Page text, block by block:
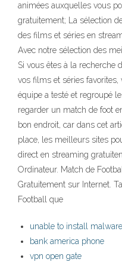
animées auxquelles vous
gratuitement; La sélection
des films et séries en
Avec notre sélection des
Si vous êtes à la recherche
vos films et séries
équipe a testé et regroupé
regarder un match de foot
bon endroit, car dans cet
place, les meilleurs sites
direct en streaming
Ordinateur. Match de
Gratuitement sur Internet.
Football que
unable to install
bank america phone
vpn open gate